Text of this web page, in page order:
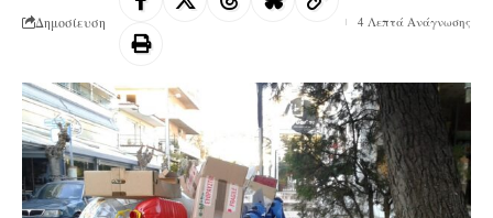
Δημοσίευση 4 Λεπτά Ανάγνωσης